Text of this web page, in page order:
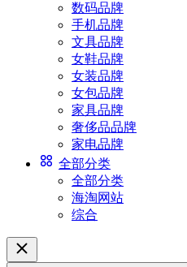
数码品牌
手机品牌
文具品牌
女鞋品牌
女装品牌
女包品牌
家具品牌
奢侈品品牌
家电品牌
全部分类
全部分类
海淘网站
综合